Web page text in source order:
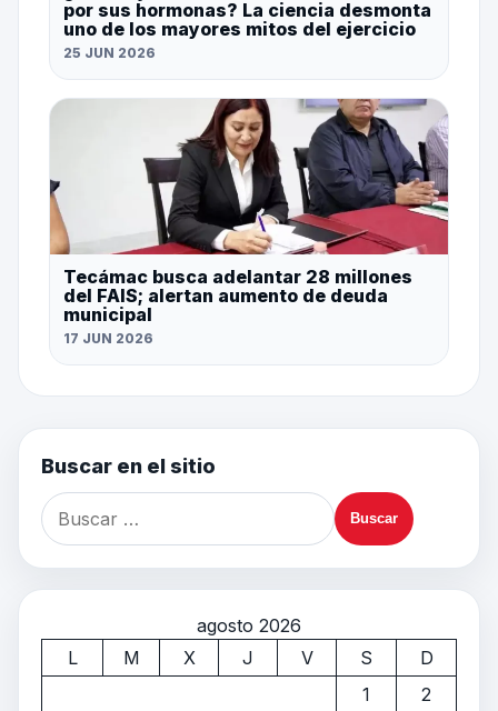
por sus hormonas? La ciencia desmonta
uno de los mayores mitos del ejercicio
25 JUN 2026
Tecámac busca adelantar 28 millones
del FAIS; alertan aumento de deuda
municipal
17 JUN 2026
Buscar en el sitio
agosto 2026
L
M X J V S
D
1
2